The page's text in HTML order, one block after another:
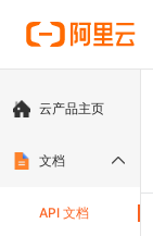
云产品主页
文档
API 文档